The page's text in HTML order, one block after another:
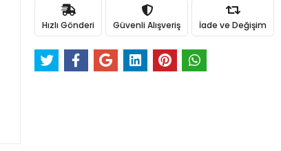
Hızlı Gönderi Güvenli Alışveriş İade ve Değişim